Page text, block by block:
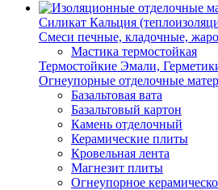
Силикат Кальция
Смеси печные, кладочные,
Мастика термостойкая
Термостойкие Эмали,
Огнеупорные отделочные
Базальтовая вата
Базальтовый картон
Камень отделочный
Керамические плиты
Кровельная лента
Магнезит плиты
Огнеупорное